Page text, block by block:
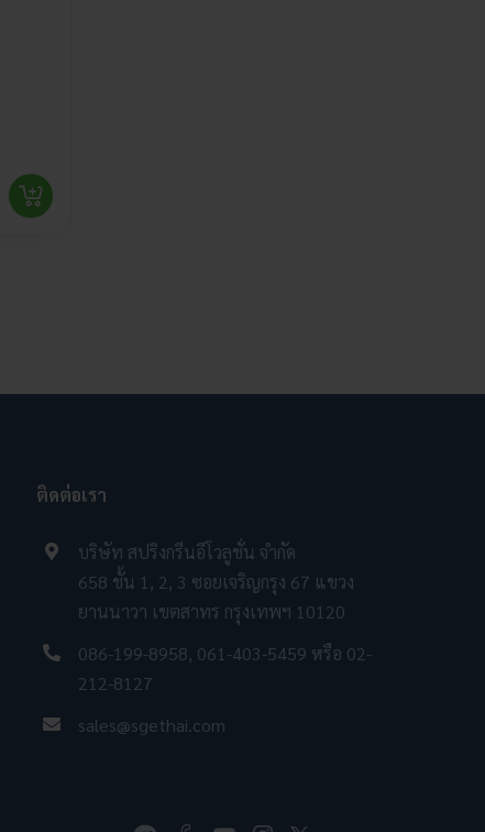
ติดต่อเรา
บริษัท สปริงกรีนอีโวลูชั่น จำกัด
658 ชั้น 1, 2, 3 ซอยเจริญกรุง 67 แขวง
ยานนาวา เขตสาทร กรุงเทพฯ 10120
086-199-8958, 061-403-5459 หรือ 02-
212-8127
sales@sgethai.com